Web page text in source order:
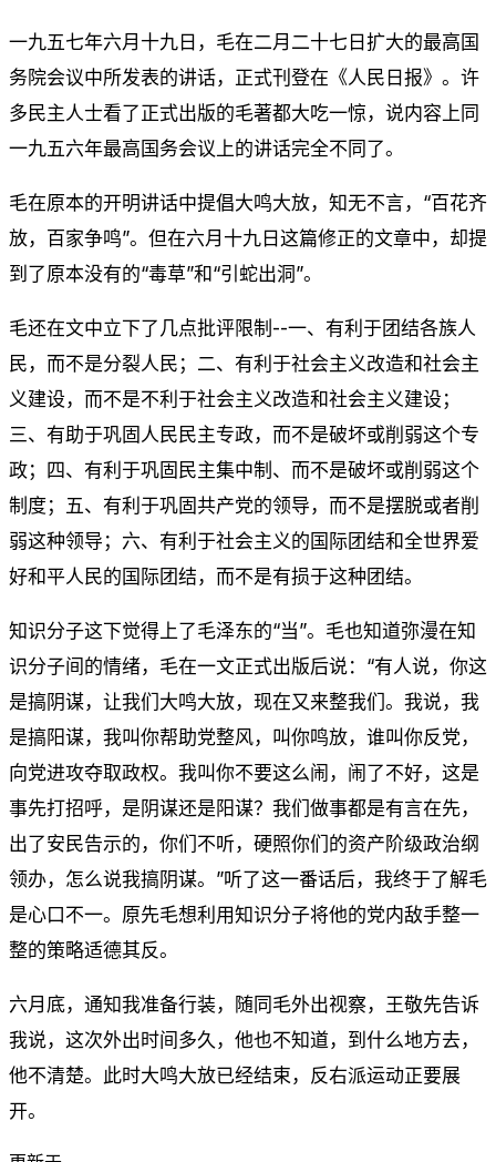
一九五七年六月十九日，毛在二月二十七日扩大的最高国
务院会议中所发表的讲话，正式刊登在《人民日报》。许
多民主人士看了正式出版的毛著都大吃一惊，说内容上同
一九五六年最高国务会议上的讲话完全不同了。
毛在原本的开明讲话中提倡大鸣大放，知无不言，“百花齐
放，百家争鸣”。但在六月十九日这篇修正的文章中，却提
到了原本没有的“毒草”和“引蛇出洞”。
毛还在文中立下了几点批评限制--一、有利于团结各族人
民，而不是分裂人民；二、有利于社会主义改造和社会主
义建设，而不是不利于社会主义改造和社会主义建设；
三、有助于巩固人民民主专政，而不是破坏或削弱这个专
政；四、有利于巩固民主集中制、而不是破坏或削弱这个
制度；五、有利于巩固共产党的领导，而不是摆脱或者削
弱这种领导；六、有利于社会主义的国际团结和全世界爱
好和平人民的国际团结，而不是有损于这种团结。
知识分子这下觉得上了毛泽东的“当”。毛也知道弥漫在知
识分子间的情绪，毛在一文正式出版后说：“有人说，你这
是搞阴谋，让我们大鸣大放，现在又来整我们。我说，我
是搞阳谋，我叫你帮助党整风，叫你鸣放，谁叫你反党，
向党进攻夺取政权。我叫你不要这么闹，闹了不好，这是
事先打招呼，是阴谋还是阳谋？我们做事都是有言在先，
出了安民告示的，你们不听，硬照你们的资产阶级政治纲
领办，怎么说我搞阴谋。”听了这一番话后，我终于了解毛
是心口不一。原先毛想利用知识分子将他的党内敌手整一
整的策略适德其反。
六月底，通知我准备行装，随同毛外出视察，王敬先告诉
我说，这次外出时间多久，他也不知道，到什么地方去，
他不清楚。此时大鸣大放已经结束，反右派运动正要展
开。